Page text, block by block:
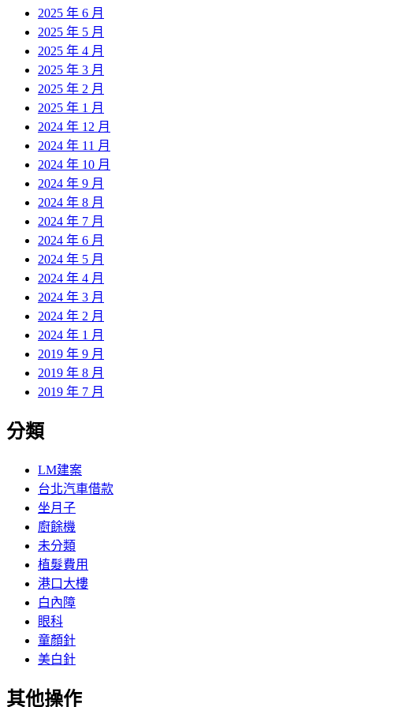
2025 年 6 月
2025 年 5 月
2025 年 4 月
2025 年 3 月
2025 年 2 月
2025 年 1 月
2024 年 12 月
2024 年 11 月
2024 年 10 月
2024 年 9 月
2024 年 8 月
2024 年 7 月
2024 年 6 月
2024 年 5 月
2024 年 4 月
2024 年 3 月
2024 年 2 月
2024 年 1 月
2019 年 9 月
2019 年 8 月
2019 年 7 月
分類
LM建案
台北汽車借款
坐月子
廚餘機
未分類
植髮費用
港口大樓
白內障
眼科
童顏針
美白針
其他操作